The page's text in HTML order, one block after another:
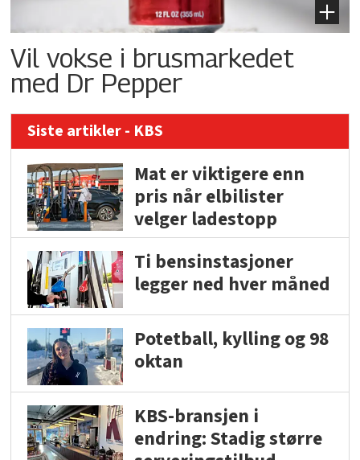
Vil vokse i brusmarkedet
med Dr Pepper
Siste artikler - KBS
Mat er viktigere enn
pris når elbilister
velger ladestopp
Ti bensinstasjoner
legger ned hver måned
Potetball, kylling og 98
oktan
KBS-bransjen i
endring: Stadig større